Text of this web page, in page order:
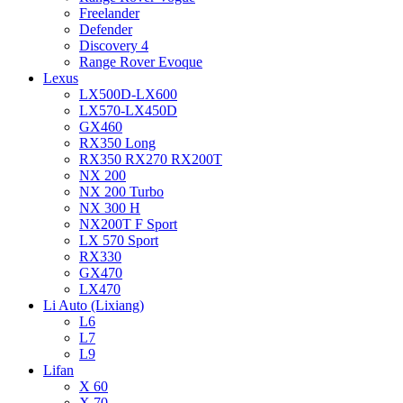
Freelander
Defender
Discovery 4
Range Rover Evoque
Lexus
LX500D-LX600
LX570-LX450D
GX460
RX350 Long
RX350 RX270 RX200T
NX 200
NX 200 Turbo
NX 300 H
NX200T F Sport
LX 570 Sport
RX330
GX470
LX470
Li Auto (Lixiang)
L6
L7
L9
Lifan
X 60